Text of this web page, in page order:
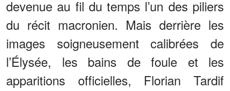
devenue au fil du temps l’un des piliers
du récit macronien. Mais derrière les
images soigneusement calibrées de
l’Élysée, les bains de foule et les
apparitions officielles, Florian Tardif